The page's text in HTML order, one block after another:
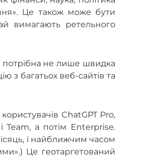
Це також може бути
вимагають ретельного
потрібна не лише швидка
з багатьох веб-сайтів та
ChatGPT Pro,
Team, а потім Enterprise.
і найближчим часом
Це геотаргетований